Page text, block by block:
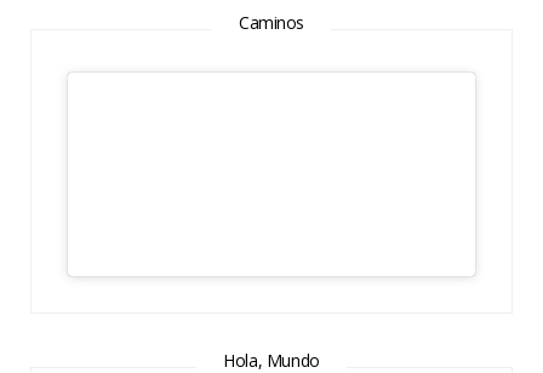
Caminos
Hola, Mundo